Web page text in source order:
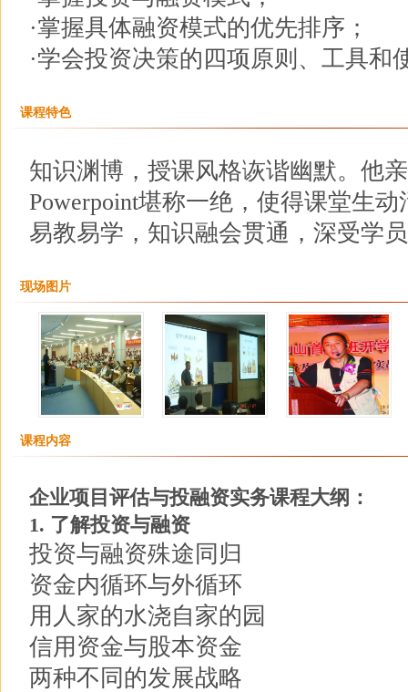
·掌握具体融资模式的优先排序；
·学会投资决策的四项原则、工具和
课程特色
知识渊博，授课风格诙谐幽默。他
Powerpoint堪称一绝，使得课堂生
易教易学，知识融会贯通，深受学
现场图片
课程内容
企业项目评估与投融资实务课程大纲：
1. 了解投资与融资
投资与融资殊途同归
资金内循环与外循环
用人家的水浇自家的园
信用资金与股本资金
两种不同的发展战略